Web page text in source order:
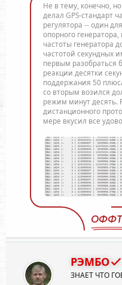
Не в тему, конечно,
делал GPS-стандарт
регулятора -- один
опорного
частоты генератора
частотой секундных
первым разобраться
реакции десятки
поддержания 50
со вторым возился
режим минут десять.
дистанционного
мере вкусил все
РЭМБО
ЗНАЕТ ЧТО